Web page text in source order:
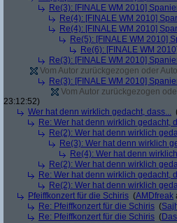
Re(3): [FINALE WM 2010]
Re(4): [FINALE WM 2010]
Re(4): [FINALE WM 2010]
Re(5): [FINALE WM 2010]
Re(6): [FINALE WM
Re(3): [FINALE WM 2010]
Vom Autor zurückgezogen oder
Re(3): [FINALE WM 2010]
Vom Autor zurückgezogen
23:12:52)
Wer hat denn wirklich gedacht, dass...
Re: Wer hat denn wirklich gedacht,
Re(2): Wer hat denn wirklich
Re(3): Wer hat denn wirklich
Re(4): Wer hat denn
Re(2): Wer hat denn wirklich
Re: Wer hat denn wirklich gedacht,
Re(2): Wer hat denn wirklich
Pfeiffkonzert für die Schiris (AMDfreak
Re: Pfeiffkonzert für die Schiris (
Re: Pfeiffkonzert für die Schiris (